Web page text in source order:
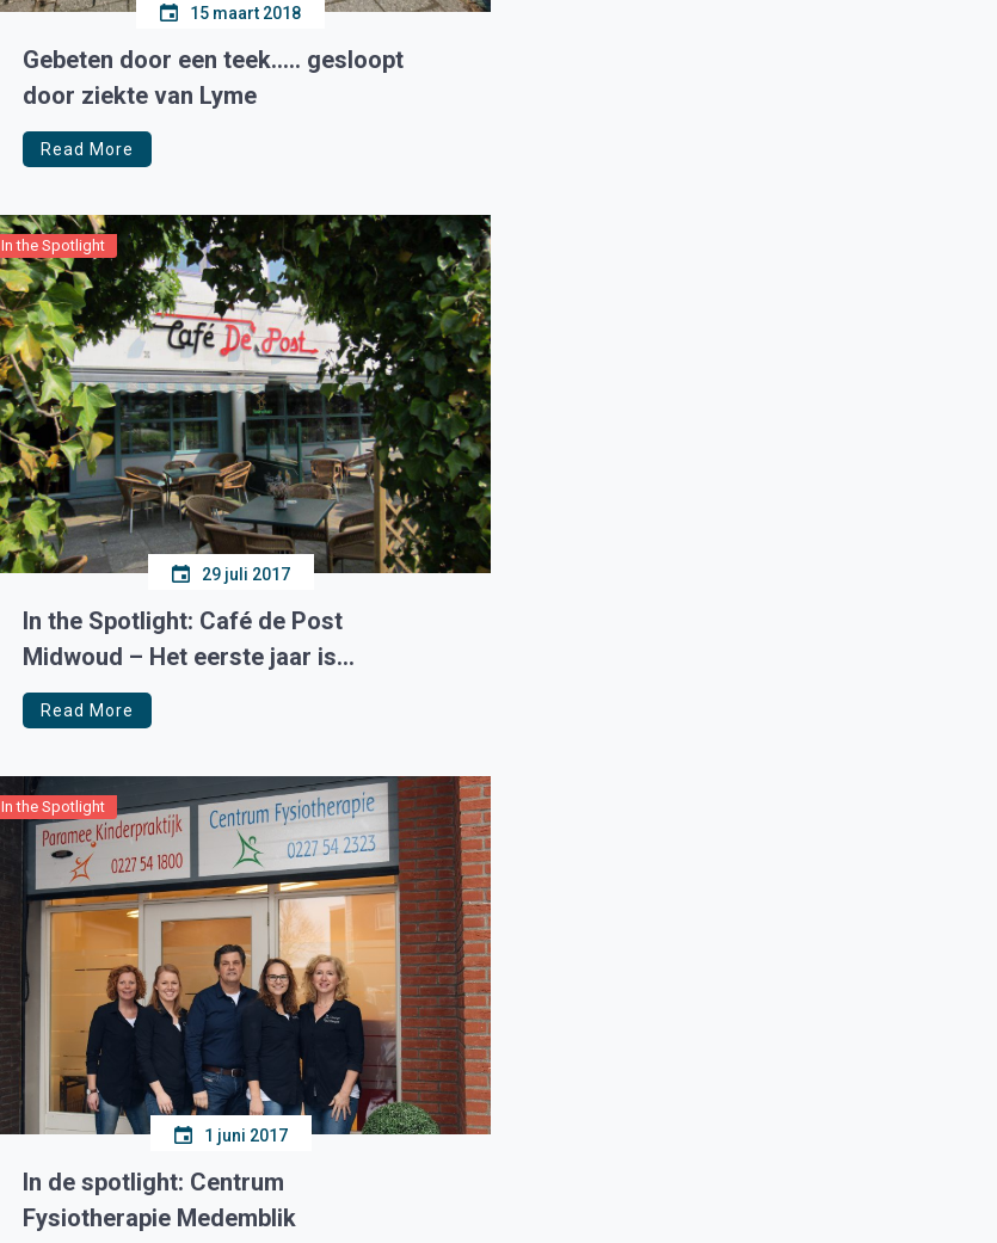
15 maart 2018
Gebeten door een teek….. gesloopt
door ziekte van Lyme
Read More
In the Spotlight
29 juli 2017
In the Spotlight: Café de Post
Midwoud – Het eerste jaar is
omgevlogen
Read More
In the Spotlight
1 juni 2017
In de spotlight: Centrum
Fysiotherapie Medemblik